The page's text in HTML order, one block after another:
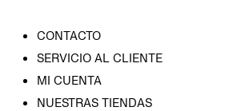
CONTACTO
SERVICIO AL CLIENTE
MI CUENTA
NUESTRAS TIENDAS